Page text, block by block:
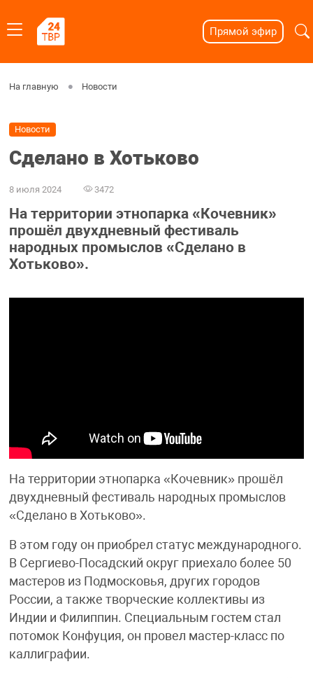
Прямой эфир
На главную Новости
Новости
Сделано в Хотьково
8 июля 2024 3472
На территории этнопарка «Кочевник»
прошёл двухдневный фестиваль
народных промыслов «Сделано в
Хотьково».
На территории этнопарка «Кочевник» прошёл
двухдневный фестиваль народных промыслов
«Сделано в Хотьково».
В этом году он приобрел статус международного.
В Сергиево-Посадский округ приехало более 50
мастеров из Подмосковья, других городов
России, а также творческие коллективы из
Индии и Филиппин. Специальным гостем стал
потомок Конфуция, он провел мастер-класс по
каллиграфии.